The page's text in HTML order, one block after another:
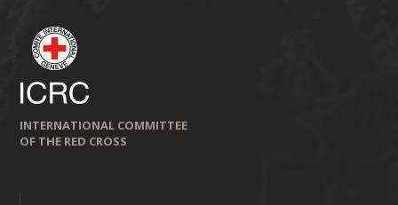
INTERNATIONAL COMMITTEE
OF THE RED CROSS